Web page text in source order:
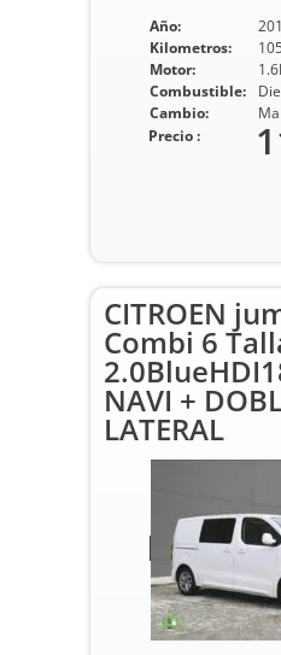
Año:
Kilometros:
Motor:
Combustible:
Cambio:
Precio :
CITROEN
Combi 6
NAVI +
LATERAL